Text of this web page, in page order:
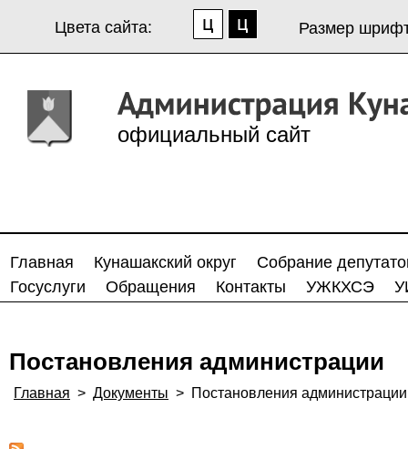
Цвета сайта: Размер
официальный сайт
Главная Кунашакский округ
Собрание
Госуслуги
Обращения Контакты УЖКХСЭ
Постановления администрации
Главная > Документы > Постановления администрации